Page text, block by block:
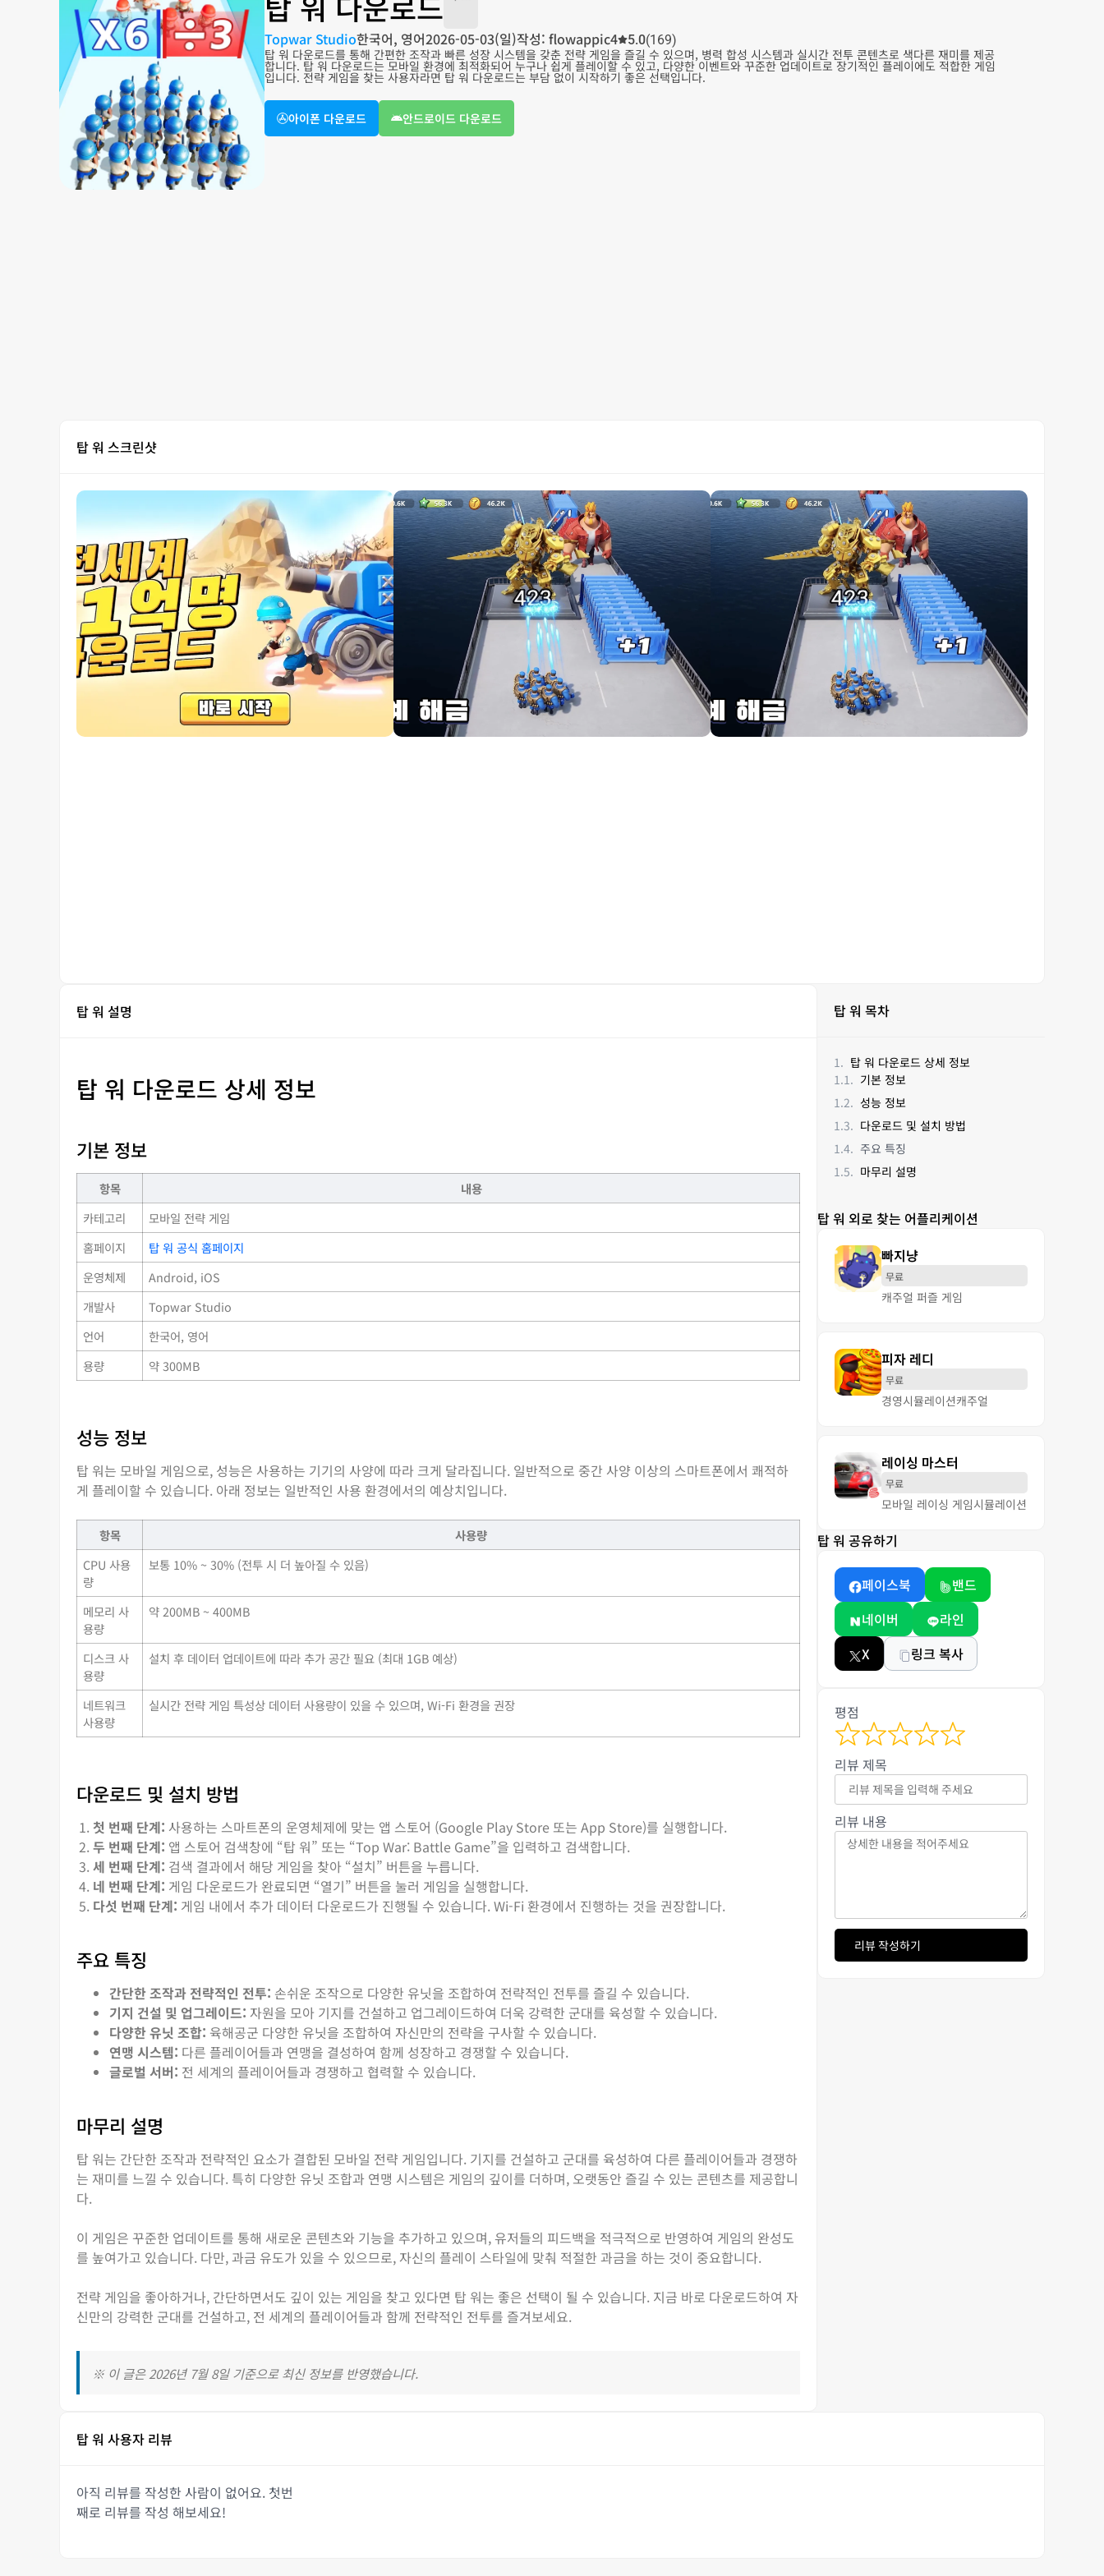
Topwar Studio한국어, 영어2026-05-03(일)작성: flowappic4 5.0(169)
탑 워 다운로드를 통해 간편한 조작과 빠른 성장 시스템을 갖춘 전략 게임을 즐길 수 있으며, 병력 합성 시스템과 실시간 전투 콘텐츠로 색다른 재미를 제공
합니다. 탑 워 다운로드는 모바일 환경에 최적화되어 누구나 쉽게 플레이할 수 있고, 다양한 이벤트와 꾸준한 업데이트로 장기적인 플레이에도 적합한 게임
입니다. 전략 게임을 찾는 사용자라면 탑 워 다운로드는 부담 없이 시작하기 좋은 선택입니다.
아이폰 다운로드 안드로이드 다운로드
탑 워 스크린샷
탑 워 설명
탑 워 다운로드 상세 정보
기본 정보
항목
내용
카테고리
모바일 전략 게임
홈페이지
탑 워 공식 홈페이지
운영체제
Android, iOS
개발사
Topwar Studio
언어
한국어, 영어
용량
약 300MB
성능 정보
탑 워는 모바일 게임으로, 성능은 사용하는 기기의 사양에 따라 크게 달라집니다. 일반적으로 중간 사양 이상의 스마트폰에서 쾌적하
게 플레이할 수 있습니다. 아래 정보는 일반적인 사용 환경에서의 예상치입니다.
항목
사용량
CPU 사용
량
보통 10% ~ 30% (전투 시 더 높아질 수 있음)
메모리 사
용량
약 200MB ~ 400MB
디스크 사
용량
설치 후 데이터 업데이트에 따라 추가 공간 필요 (최대 1GB 예상)
네트워크
사용량
실시간 전략 게임 특성상 데이터 사용량이 있을 수 있으며, Wi-Fi 환경을 권장
다운로드 및 설치 방법
첫 번째 단계: 사용하는 스마트폰의 운영체제에 맞는 앱 스토어 (Google Play Store 또는 App Store)를 실행합니다.
두 번째 단계: 앱 스토어 검색창에 “탑 워” 또는 “Top War: Battle Game”을 입력하고 검색합니다.
세 번째 단계: 검색 결과에서 해당 게임을 찾아 “설치” 버튼을 누릅니다.
네 번째 단계: 게임 다운로드가 완료되면 “열기” 버튼을 눌러 게임을 실행합니다.
다섯 번째 단계: 게임 내에서 추가 데이터 다운로드가 진행될 수 있습니다. Wi-Fi 환경에서 진행하는 것을 권장합니다.
주요 특징
간단한 조작과 전략적인 전투: 손쉬운 조작으로 다양한 유닛을 조합하여 전략적인 전투를 즐길 수 있습니다.
기지 건설 및 업그레이드: 자원을 모아 기지를 건설하고 업그레이드하여 더욱 강력한 군대를 육성할 수 있습니다.
다양한 유닛 조합: 육해공군 다양한 유닛을 조합하여 자신만의 전략을 구사할 수 있습니다.
연맹 시스템: 다른 플레이어들과 연맹을 결성하여 함께 성장하고 경쟁할 수 있습니다.
글로벌 서버: 전 세계의 플레이어들과 경쟁하고 협력할 수 있습니다.
마무리 설명
탑 워는 간단한 조작과 전략적인 요소가 결합된 모바일 전략 게임입니다. 기지를 건설하고 군대를 육성하여 다른 플레이어들과 경쟁하
는 재미를 느낄 수 있습니다. 특히 다양한 유닛 조합과 연맹 시스템은 게임의 깊이를 더하며, 오랫동안 즐길 수 있는 콘텐츠를 제공합니
다.
이 게임은 꾸준한 업데이트를 통해 새로운 콘텐츠와 기능을 추가하고 있으며, 유저들의 피드백을 적극적으로 반영하여 게임의 완성도
를 높여가고 있습니다. 다만, 과금 유도가 있을 수 있으므로, 자신의 플레이 스타일에 맞춰 적절한 과금을 하는 것이 중요합니다.
전략 게임을 좋아하거나, 간단하면서도 깊이 있는 게임을 찾고 있다면 탑 워는 좋은 선택이 될 수 있습니다. 지금 바로 다운로드하여 자
신만의 강력한 군대를 건설하고, 전 세계의 플레이어들과 함께 전략적인 전투를 즐겨보세요.
※ 이 글은 2026년 7월 8일 기준으로 최신 정보를 반영했습니다.
탑 워 목차
탑 워 다운로드 상세 정보
기본 정보
성능 정보
다운로드 및 설치 방법
주요 특징
마무리 설명
탑 워 외로 찾는 어플리케이션
빠지냥
무료
캐주얼 퍼즐 게임
피자 레디
무료
경영시뮬레이션캐주얼
레이싱 마스터
무료
모바일 레이싱 게임시뮬레이션
탑 워 공유하기
페이스북
밴드
네이버
라인
X
링크 복사
평점
리뷰 제목
리뷰 내용
리뷰 작성하기
탑 워 사용자 리뷰
아직 리뷰를 작성한 사람이 없어요. 첫번
째로 리뷰를 작성 해보세요!